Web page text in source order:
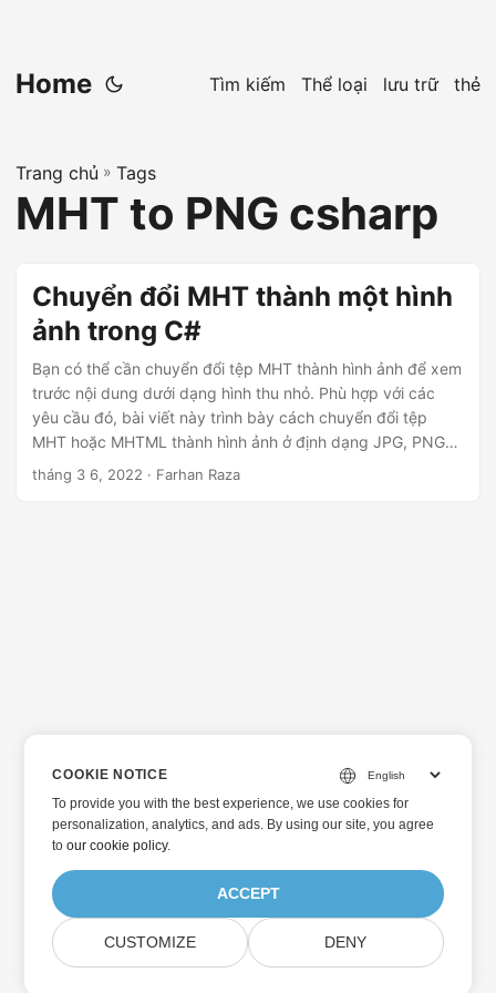
Home Tìm kiếm Thể loại lưu trữ thẻ
Trang chủ » Tags
MHT to PNG csharp
Chuyển đổi MHT thành một hình
ảnh trong C#
Bạn có thể cần chuyển đổi tệp MHT thành hình ảnh để xem
trước nội dung dưới dạng hình thu nhỏ. Phù hợp với các
yêu cầu đó, bài viết này trình bày cách chuyển đổi tệp
MHT hoặc MHTML thành hình ảnh ở định dạng JPG, PNG
và các định dạng hình ảnh khác theo chương trình trong
tháng 3 6, 2022 · Farhan Raza
COOKIE NOTICE
To provide you with the best experience, we use cookies for
personalization, analytics, and ads. By using our site, you agree
toour cookie policy.
ACCEPT
CUSTOMIZE DENY